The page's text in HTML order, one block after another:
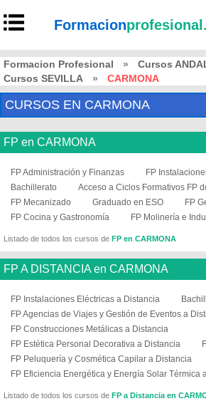
Formacionprofesional
Formacion Profesional » Cursos
Cursos SEVILLA
» CARMONA
CURSOS EN CARMONA
FP en CARMONA
FP Administración y Finanzas
FP
Bachillerato
Acceso a Ciclos Formativos FP
FP Mecanizado
Graduado en ESO
FP
FP Cocina y Gastronomía
FP Molinería e
Listado de todos los cursos de FP en CARMONA
FP A DISTANCIA en CARMONA
FP Instalaciones Eléctricas a Distancia
FP Agencias de Viajes y Gestión de Eventos a
FP Construcciones Metálicas a Distancia
FP Estética Personal Decorativa a Distancia
FP Peluquería y Cosmética Capilar a Distancia
FP Eficiencia Energética y Energía Solar Térmica
Listado de todos los cursos de FP a Distancia en